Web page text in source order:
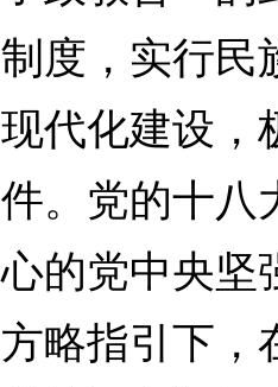
制度，实行民
现代化建设，
件。党的十八
心的党中央坚
方略指引下，